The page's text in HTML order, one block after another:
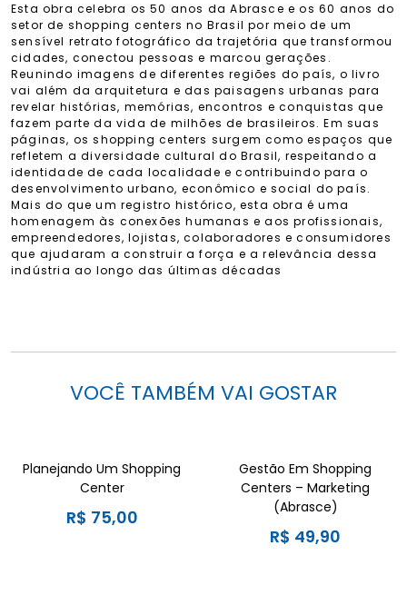
Esta obra celebra os 50 anos da Abrasce e os 60 anos do
setor de shopping centers no Brasil por meio de um
sensível retrato fotográfico da trajetória que transformou
cidades, conectou pessoas e marcou gerações.
Reunindo imagens de diferentes regiões do país, o livro
vai além da arquitetura e das paisagens urbanas para
revelar histórias, memórias, encontros e conquistas que
fazem parte da vida de milhões de brasileiros. Em suas
páginas, os shopping centers surgem como espaços que
refletem a diversidade cultural do Brasil, respeitando a
identidade de cada localidade e contribuindo para o
desenvolvimento urbano, econômico e social do país.
Mais do que um registro histórico, esta obra é uma
homenagem às conexões humanas e aos profissionais,
empreendedores, lojistas, colaboradores e consumidores
que ajudaram a construir a força e a relevância dessa
indústria ao longo das últimas décadas
VOCÊ TAMBÉM VAI GOSTAR
Planejando Um Shopping
Center
R$ 75,00
Gestão Em Shopping
Centers – Marketing
(Abrasce)
R$ 49,90